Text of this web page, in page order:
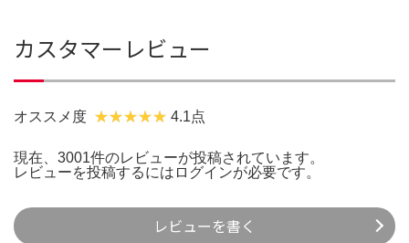
カスタマーレビュー
オススメ度 4.1点
現在、3001件のレビューが投稿されています。
レビューを投稿するには ログインが必要です。
レビューを書く